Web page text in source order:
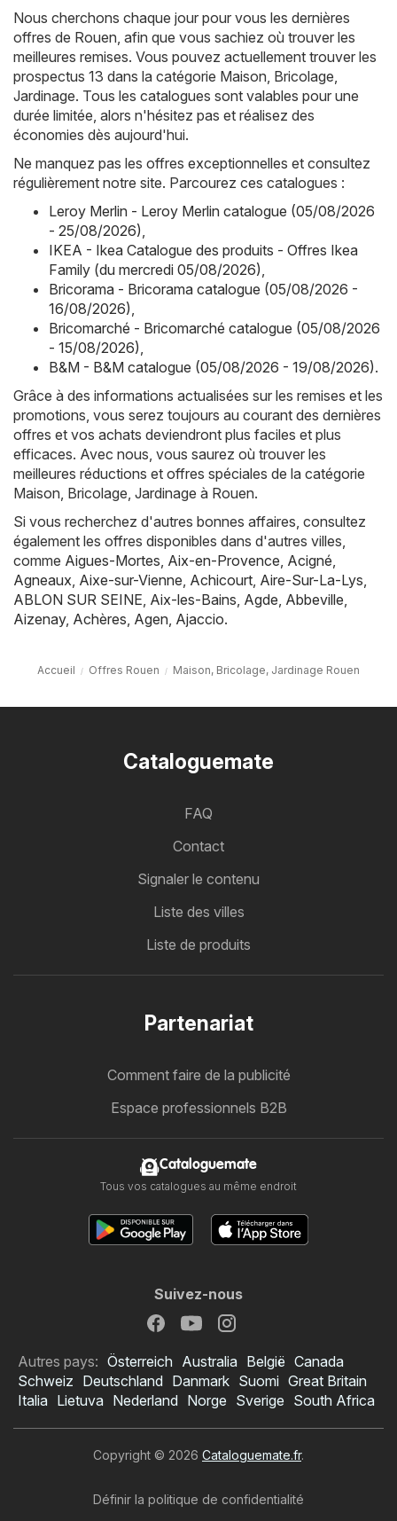
Nous cherchons chaque jour pour vous les dernières
offres de Rouen, afin que vous sachiez où trouver les
meilleures remises. Vous pouvez actuellement trouver les
prospectus 13 dans la catégorie Maison, Bricolage,
Jardinage. Tous les catalogues sont valables pour une
durée limitée, alors n'hésitez pas et réalisez des
économies dès aujourd'hui.
Ne manquez pas les offres exceptionnelles et consultez
régulièrement notre site. Parcourez ces catalogues :
Leroy Merlin - Leroy Merlin catalogue (05/08/2026
- 25/08/2026),
IKEA - Ikea Catalogue des produits - Offres Ikea
Family (du mercredi 05/08/2026),
Bricorama - Bricorama catalogue (05/08/2026 -
16/08/2026),
Bricomarché - Bricomarché catalogue (05/08/2026
- 15/08/2026),
B&M - B&M catalogue (05/08/2026 - 19/08/2026).
Grâce à des informations actualisées sur les remises et les
promotions, vous serez toujours au courant des dernières
offres et vos achats deviendront plus faciles et plus
efficaces. Avec nous, vous saurez où trouver les
meilleures réductions et offres spéciales de la catégorie
Maison, Bricolage, Jardinage à Rouen.
Si vous recherchez d'autres bonnes affaires, consultez
également les offres disponibles dans d'autres villes,
comme Aigues-Mortes, Aix-en-Provence, Acigné,
Agneaux, Aixe-sur-Vienne, Achicourt, Aire-Sur-La-Lys,
ABLON SUR SEINE, Aix-les-Bains, Agde, Abbeville,
Aizenay, Achères, Agen, Ajaccio.
Accueil Offres Rouen Maison, Bricolage, Jardinage Rouen
Cataloguemate
FAQ
Contact
Signaler le contenu
Liste des villes
Liste de produits
Partenariat
Comment faire de la publicité
Espace professionnels B2B
Cataloguemate
Tous vos catalogues au même endroit
Suivez-nous
Autres pays: Österreich Australia België Canada
Schweiz Deutschland Danmark Suomi Great Britain
Italia Lietuva Nederland Norge Sverige South Africa
Copyright © 2026 Cataloguemate.fr.
Définir la politique de confidentialité